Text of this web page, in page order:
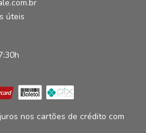
úteis
nos cartões de crédito com